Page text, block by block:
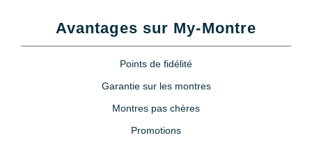
Avantages sur My-Montre
Points de fidélité
Garantie sur les montres
Montres pas chères
Promotions